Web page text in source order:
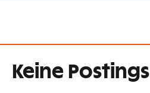
Keine Postings